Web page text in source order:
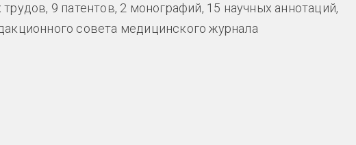
9 патентов, 2 монографий, 15 научных аннотаций,
совета медицинского журнала